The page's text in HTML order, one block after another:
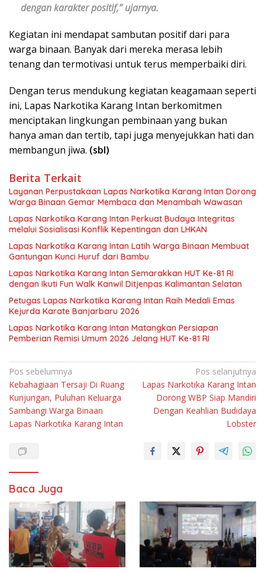
dengan karakter positif,” ujarnya.
Kegiatan ini mendapat sambutan positif dari para
warga binaan. Banyak dari mereka merasa lebih
tenang dan termotivasi untuk terus memperbaiki diri.
Dengan terus mendukung kegiatan keagamaan seperti
ini, Lapas Narkotika Karang Intan berkomitmen
menciptakan lingkungan pembinaan yang bukan
hanya aman dan tertib, tapi juga menyejukkan hati dan
membangun jiwa. (sbl)
Berita Terkait
Layanan Perpustakaan Lapas Narkotika Karang Intan Dorong
Warga Binaan Gemar Membaca dan Menambah Wawasan
Lapas Narkotika Karang Intan Perkuat Budaya Integritas
melalui Sosialisasi Konflik Kepentingan dan LHKAN
Lapas Narkotika Karang Intan Latih Warga Binaan Membuat
Gantungan Kunci Huruf dari Bambu
Lapas Narkotika Karang Intan Semarakkan HUT Ke-81 RI
dengan Ikuti Fun Walk Kanwil Ditjenpas Kalimantan Selatan
Petugas Lapas Narkotika Karang Intan Raih Medali Emas
Kejurda Karate Banjarbaru 2026
Lapas Narkotika Karang Intan Matangkan Persiapan
Pemberian Remisi Umum 2026 Jelang HUT Ke-81 RI
Navigasi
pos
Pos sebelumnya
Kebahagiaan Tersaji Di Ruang
Kunjungan, Puluhan Keluarga
Sambangi Warga Binaan
Lapas Narkotika Karang Intan
Pos selanjutnya
Lapas Narkotika Karang Intan
Dorong WBP Siap Mandiri
Dengan Keahlian Budidaya
Lobster
Baca Juga